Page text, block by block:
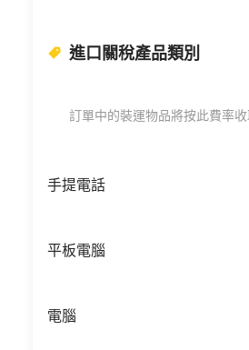
進口關稅產品類別
訂單中的裝運物品將按此費率
手提電話
平板電腦
電腦